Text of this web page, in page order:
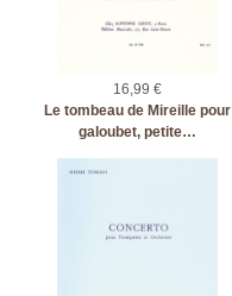
16,99 €
Le tombeau de Mireille pour
galoubet, petite…